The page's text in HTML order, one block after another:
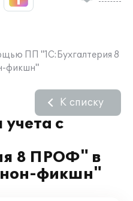
ПП "1С:Бухгалтерия 8
фикшн"
с
8 ПРОФ" в
фикшн"
К списку